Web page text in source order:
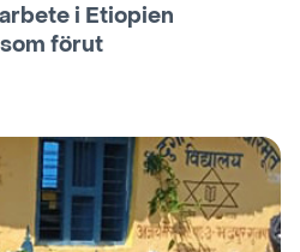
i Etiopien
förut